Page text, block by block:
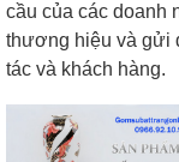
cầu của các doanh
thương hiệu và gửi
tác và khách hàng.